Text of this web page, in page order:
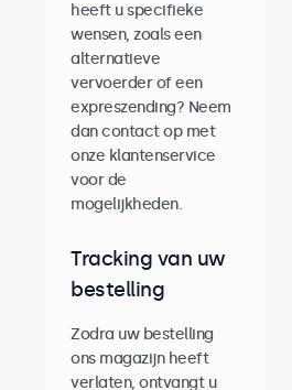
heeft u specifieke
wensen, zoals een
alternatieve
vervoerder of een
expreszending? Neem
dan contact op met
onze klantenservice
voor de
mogelijkheden.
Tracking van uw
bestelling
Zodra uw bestelling
ons magazijn heeft
verlaten, ontvangt u